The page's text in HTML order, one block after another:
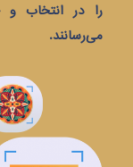
را در انتخاب و
می‌رسانند.